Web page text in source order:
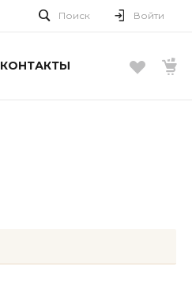
Поиск Войти
КОНТАКТЫ